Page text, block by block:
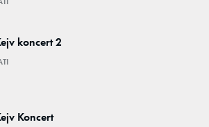
koncert 2
Koncert